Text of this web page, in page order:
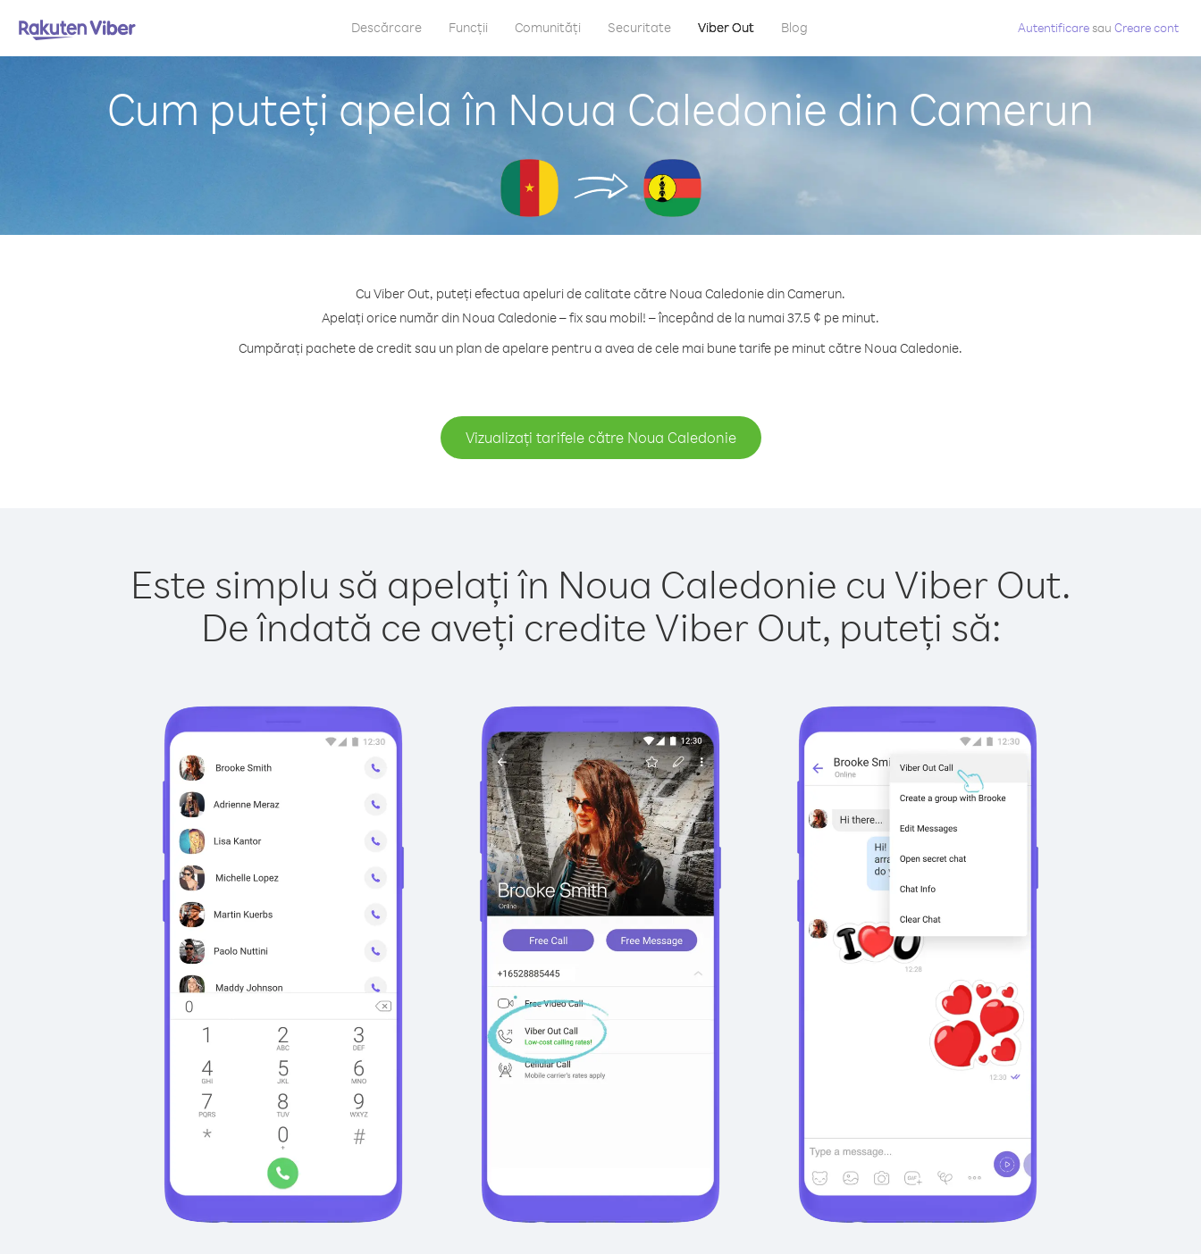
Descărcare Funcții Comunități Securitate Viber Out Blog Autentificaresau Creare cont
Cum puteți apela în Noua Caledonie din Camerun
Cu Viber Out, puteți efectua apeluri de calitate către Noua Caledonie din Camerun.
Apelați orice număr din Noua Caledonie – fix sau mobil! – începând de la numai 37.5 ¢ pe minut.
Cumpărați pachete de credit sau un plan de apelare pentru a avea de cele mai bune tarife pe minut către Noua Caledonie.
Vizualizați tarifele către Noua Caledonie
Este simplu să apelați în Noua Caledonie cu Viber Out.
De îndată ce aveți credite Viber Out, puteți să: